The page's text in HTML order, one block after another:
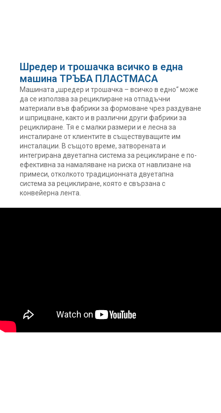
Шредер и трошачка всичко в една
машина ТРЪБА ПЛАСТМАСА
Машината „шредер и трошачка – всичко в едно“ може
да се използва за рециклиране на отпадъчни
материали във фабрики за формоване чрез раздуване
и шприцване, както и в различни други фабрики за
рециклиране. Тя е с малки размери и е лесна за
инсталиране от клиентите в съществуващите им
инсталации. В същото време, затворената и
интегрирана двуетапна система за рециклиране е по-
ефективна за намаляване на риска от навлизане на
примеси, отколкото традиционната двуетапна
система за рециклиране, която е свързана с
конвейерна лента.